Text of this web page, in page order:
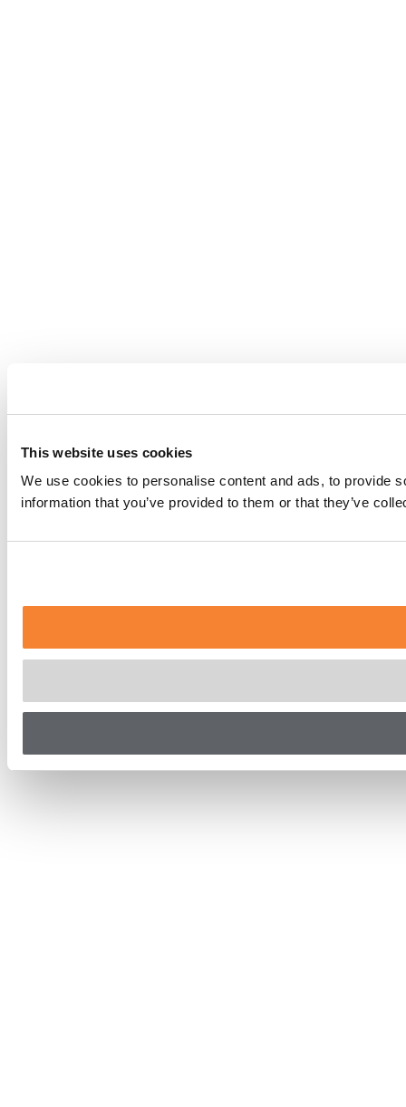
This website uses cookies
We use cookies to personalise content and ads, to provide
information that you’ve provided to them or that they’ve